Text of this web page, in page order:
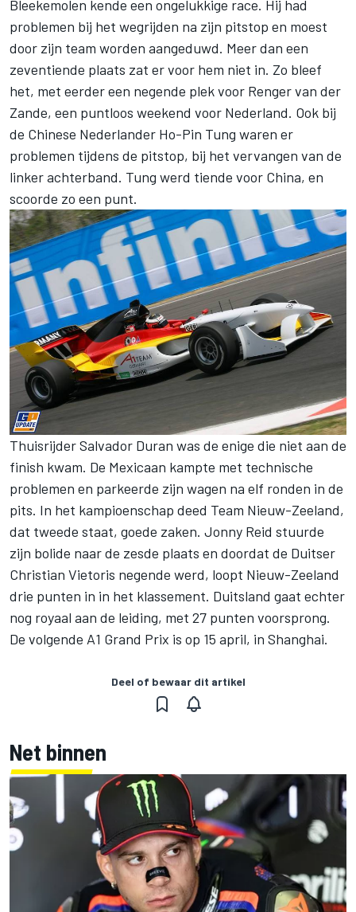
Bleekemolen kende een ongelukkige race. Hij had
problemen bij het wegrijden na zijn pitstop en moest
door zijn team worden aangeduwd. Meer dan een
zeventiende plaats zat er voor hem niet in. Zo bleef
het, met eerder een negende plek voor Renger van der
Zande, een puntloos weekend voor Nederland. Ook bij
de Chinese Nederlander Ho-Pin Tung waren er
problemen tijdens de pitstop, bij het vervangen van de
linker achterband. Tung werd tiende voor China, en
scoorde zo een punt.
Thuisrijder Salvador Duran was de enige die niet aan de
finish kwam. De Mexicaan kampte met technische
problemen en parkeerde zijn wagen na elf ronden in de
pits. In het kampioenschap deed Team Nieuw-Zeeland,
dat tweede staat, goede zaken. Jonny Reid stuurde
zijn bolide naar de zesde plaats en doordat de Duitser
Christian Vietoris negende werd, loopt Nieuw-Zeeland
drie punten in in het klassement. Duitsland gaat echter
nog royaal aan de leiding, met 27 punten voorsprong.
De volgende A1 Grand Prix is op 15 april, in Shanghai.
Deel of bewaar dit artikel
Net binnen